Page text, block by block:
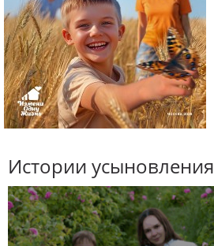
Истории усыновления